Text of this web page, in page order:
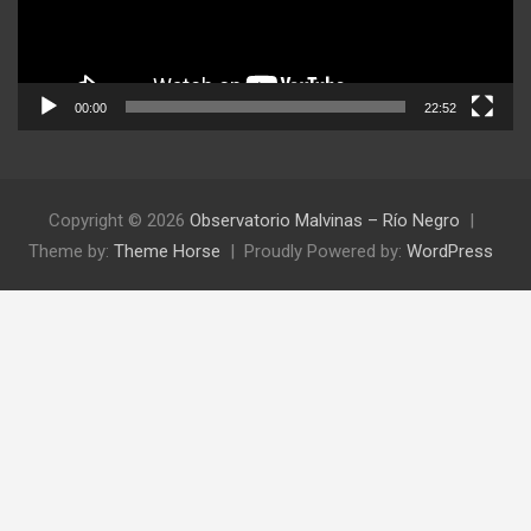
00:00 22:52
Copyright © 2026 Observatorio Malvinas – Río Negro
Theme by: Theme Horse Proudly Powered by: WordPress